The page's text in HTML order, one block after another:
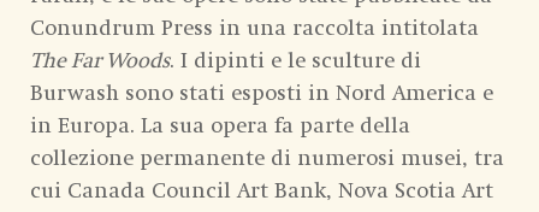
Conundrum Press in una raccolta intitolata
The Far Woods. I dipinti e le sculture di
Burwash sono stati esposti in Nord America e
in Europa. La sua opera fa parte della
collezione permanente di numerosi musei, tra
cui Canada Council Art Bank, Nova Scotia Art